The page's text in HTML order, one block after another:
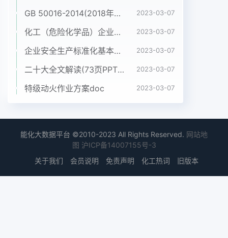
GB 50016-2014(2018年版) 建筑设计防火规范(高清版）pdf 2023-03-07
化工（危险化学品）企业五懂五会五能应知应会手册pdf 2023-03-07
企业安全生产标准化基本规范 GB_T 33000-2016pdf 2023-03-07
二十大全文解读(73页PPT)pptx 2023-03-07
特级动火作业方案doc 2023-03-07
能化大数据平台 ©2010-2023 All Rights Reserved. 网站地
图 沪ICP备14007155号-3
关于我们
会员说明 免责声明 化工热词 旧版本